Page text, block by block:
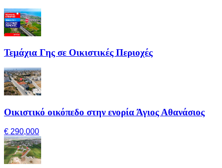
Τεμάχια Γης σε Οικιστικές Περιοχές
Οικιστικό οικόπεδο στην ενορία Άγιος Αθανάσιος
€ 290,000